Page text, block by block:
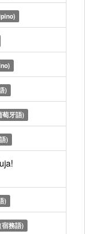
)
萄牙語)
)
)
務語)